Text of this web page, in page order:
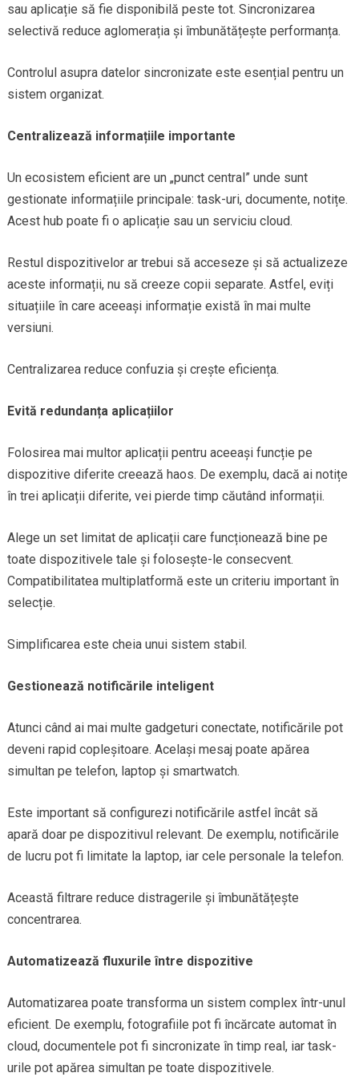
sau aplicație să fie disponibilă peste tot. Sincronizarea
selectivă reduce aglomerația și îmbunătățește performanța.
Controlul asupra datelor sincronizate este esențial pentru un
sistem organizat.
Centralizează informațiile importante
Un ecosistem eficient are un „punct central” unde sunt
gestionate informațiile principale: task-uri, documente, notițe.
Acest hub poate fi o aplicație sau un serviciu cloud.
Restul dispozitivelor ar trebui să acceseze și să actualizeze
aceste informații, nu să creeze copii separate. Astfel, eviți
situațiile în care aceeași informație există în mai multe
versiuni.
Centralizarea reduce confuzia și crește eficiența.
Evită redundanța aplicațiilor
Folosirea mai multor aplicații pentru aceeași funcție pe
dispozitive diferite creează haos. De exemplu, dacă ai notițe
în trei aplicații diferite, vei pierde timp căutând informații.
Alege un set limitat de aplicații care funcționează bine pe
toate dispozitivele tale și folosește-le consecvent.
Compatibilitatea multiplatformă este un criteriu important în
selecție.
Simplificarea este cheia unui sistem stabil.
Gestionează notificările inteligent
Atunci când ai mai multe gadgeturi conectate, notificările pot
deveni rapid copleșitoare. Același mesaj poate apărea
simultan pe telefon, laptop și smartwatch.
Este important să configurezi notificările astfel încât să
apară doar pe dispozitivul relevant. De exemplu, notificările
de lucru pot fi limitate la laptop, iar cele personale la telefon.
Această filtrare reduce distragerile și îmbunătățește
concentrarea.
Automatizează fluxurile între dispozitive
Automatizarea poate transforma un sistem complex într-unul
eficient. De exemplu, fotografiile pot fi încărcate automat în
cloud, documentele pot fi sincronizate în timp real, iar task-
urile pot apărea simultan pe toate dispozitivele.